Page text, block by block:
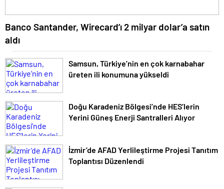
Banco Santander, Wirecard’ı 2 milyar dolar’a satın
aldı
Samsun, Türkiye’nin en çok karnabahar
üreten ili konumuna yükseldi
Doğu Karadeniz Bölgesi’nde HES’lerin
Yerini Güneş Enerji Santralleri Alıyor
İzmir’de AFAD Yerlileştirme Projesi Tanıtım
Toplantısı Düzenlendi